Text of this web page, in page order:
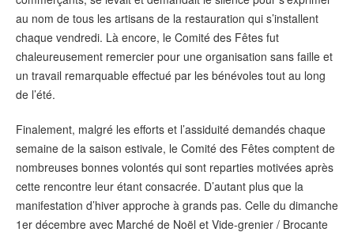
au nom de tous les artisans de la restauration qui s’installent
chaque vendredi. Là encore, le Comité des Fêtes fut
chaleureusement remercier pour une organisation sans faille et
un travail remarquable effectué par les bénévoles tout au long
de l’été.
Finalement, malgré les efforts et l’assiduité demandés chaque
semaine de la saison estivale, le Comité des Fêtes comptent de
nombreuses bonnes volontés qui sont reparties motivées après
cette rencontre leur étant consacrée. D’autant plus que la
manifestation d’hiver approche à grands pas. Celle du dimanche
1er décembre avec Marché de Noël et Vide-grenier / Brocante